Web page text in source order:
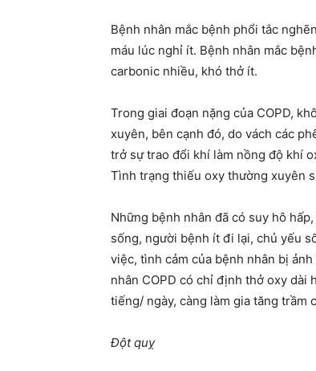
Bệnh nhân mắc bệnh phổi tắc
máu lúc nghỉ ít. Bệnh nhân mắc
carbonic nhiều, khó thở ít.
Trong giai đoạn nặng của COPD,
xuyên, bên cạnh đó, do vách các
trở sự trao đổi khí làm nồng độ khí
Tình trạng thiếu oxy thường xuyên
Những bệnh nhân đã có suy hô
sống, người bệnh ít đi lại, chủ yếu
việc, tình cảm của bệnh nhân bị
nhân COPD có chỉ định thở oxy dài
tiếng/ ngày, càng làm gia tăng trầm
Đột quỵ